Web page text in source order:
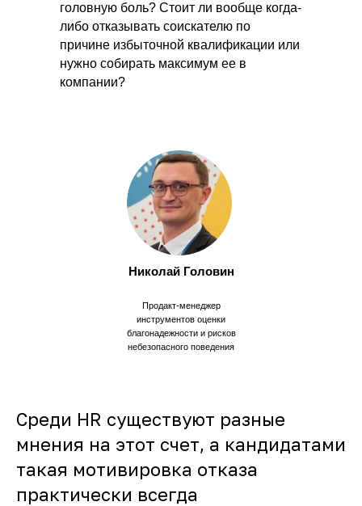
головную боль? Стоит ли вообще когда-
либо отказывать соискателю по
причине избыточной квалификации или
нужно собирать максимум ее в
компании?
Продакт-менеджер
инструментов оценки
благонадежности и рисков
небезопасного поведения
Николай Головин
Среди HR существуют разные
мнения на этот счет, а кандидатами
такая мотивировка отказа
практически всегда